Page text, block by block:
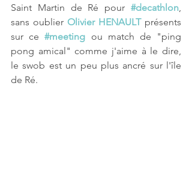
Saint Martin de Ré pour #decathlon,
sans oublier Olivier HENAULT présents
sur ce #meeting ou match de "ping
pong amical" comme j'aime à le dire,
le swob est un peu plus ancré sur l'île
de Ré.